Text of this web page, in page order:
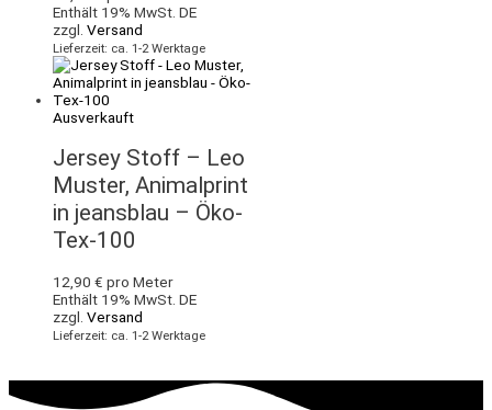
Enthält 19% MwSt. DE
zzgl. Versand
Lieferzeit: ca. 1-2 Werktage
Ausverkauft
Jersey Stoff – Leo
Muster, Animalprint
in jeansblau – Öko-
Tex-100
12,90 € pro Meter
Enthält 19% MwSt. DE
zzgl. Versand
Lieferzeit: ca. 1-2 Werktage